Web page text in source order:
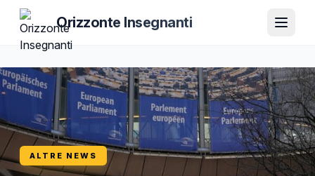
Orizzonte Insegnanti
ALTRE NEWS